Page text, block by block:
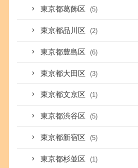
東京都葛飾区 (5)
東京都品川区 (2)
東京都豊島区 (6)
東京都大田区 (3)
東京都文京区 (1)
東京都渋谷区 (5)
東京都新宿区 (5)
東京都杉並区 (1)